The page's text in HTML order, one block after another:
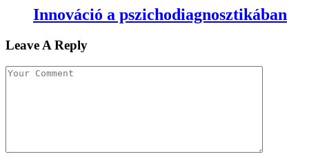
Innováció a pszichodiagnosztikában
Leave A Reply